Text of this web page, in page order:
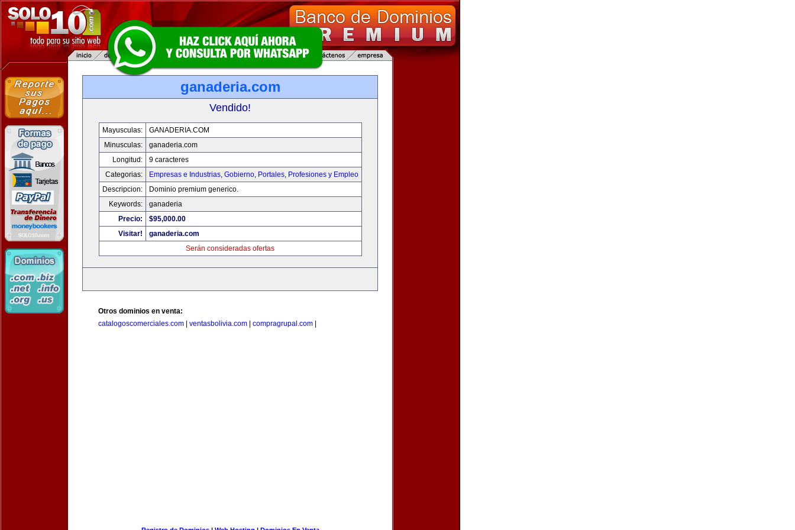
ganaderia.com
Vendido!
Mayusculas:
GANADERIA.COM
Minusculas:
ganaderia.com
Longitud:
9 caracteres
Categorias:
Empresas e Industrias, Gobierno, Portales, Profesiones y Empleo
Descripcion:
Dominio premium generico.
Keywords:
ganaderia
Precio:
$95,000.00
Visitar!
ganaderia.com
Serán consideradas ofertas
Otros dominios en venta:
catalogoscomerciales.com
ventasbolivia.com compragrupal.com